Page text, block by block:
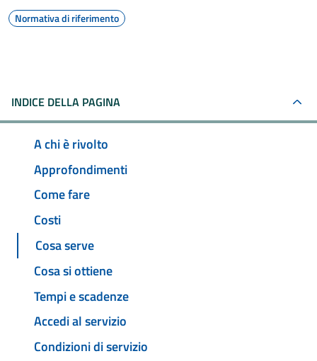
Normativa di riferimento
INDICE DELLA PAGINA
A chi è rivolto
Approfondimenti
Come fare
Costi
Cosa serve
Cosa si ottiene
Tempi e scadenze
Accedi al servizio
Condizioni di servizio